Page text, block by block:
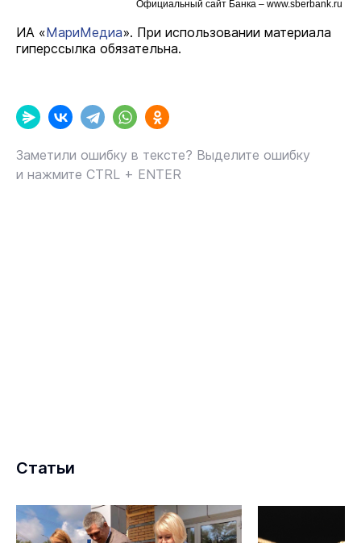
Официальный сайт Банка – www.sberbank.ru
ИА «МариМедиа». При использовании материала
гиперссылка обязательна.
Заметили ошибку в тексте? Выделите ошибку
и нажмите CTRL + ENTER
Статьи